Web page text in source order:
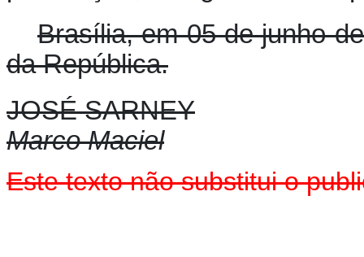
Brasília, em 05 de junho
da República.
JOSÉ SARNEY
Marco Maciel
Este texto não substitui o